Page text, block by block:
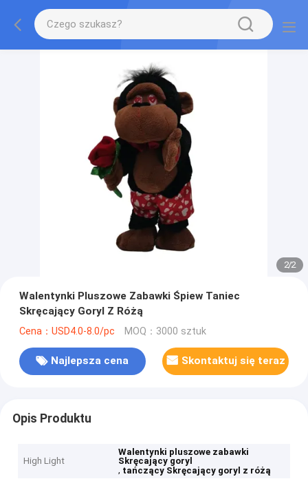
2/2
Walentynki Pluszowe Zabawki Śpiew Taniec
Skręcający Goryl Z Różą
Cena：USD4.0-8.0/pc MOQ：3000 sztuk
Najlepsza cena Skontaktuj się teraz
Opis Produktu
High Light
Walentynki pluszowe zabawki
Skręcający goryl
, tańczący Skręcający goryl z różą